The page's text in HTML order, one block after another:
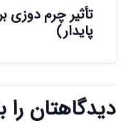
تأثیر چرم
پایدار)
دیدگاهتان را